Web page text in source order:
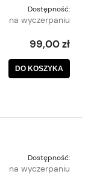
Dostępność:
na wyczerpaniu
99,00 zł
DO KOSZYKA
Dostępność:
na wyczerpaniu